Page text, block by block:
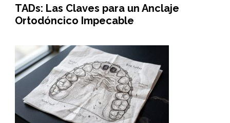
TADs: Las Claves para un Anclaje
Ortodóncico Impecable